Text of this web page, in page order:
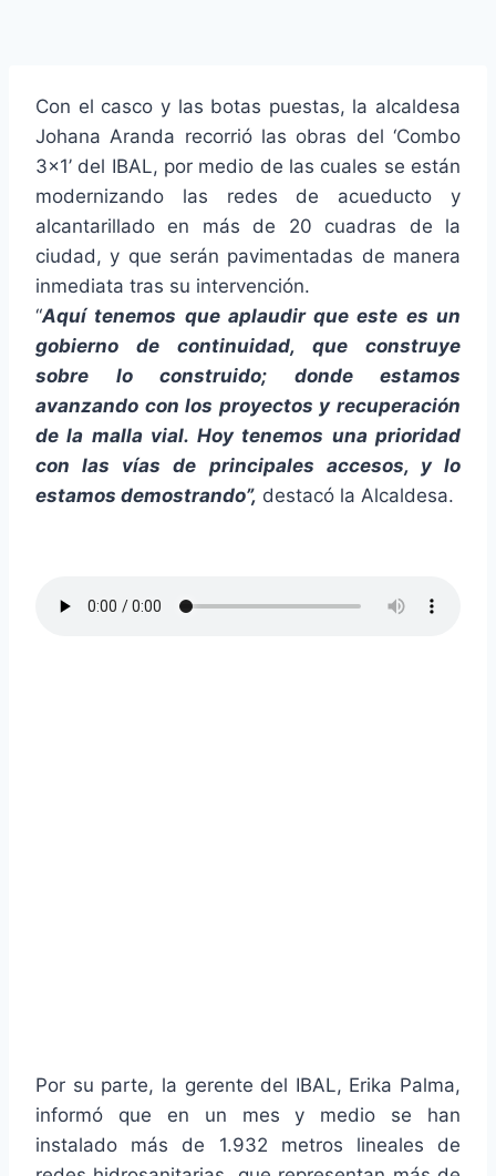
Con el casco y las botas puestas, la alcaldesa
Johana Aranda recorrió las obras del ‘Combo
3×1’ del IBAL, por medio de las cuales se están
modernizando las redes de acueducto y
alcantarillado en más de 20 cuadras de la
ciudad, y que serán pavimentadas de manera
inmediata tras su intervención.
“Aquí tenemos que aplaudir que este es un
gobierno de continuidad, que construye
sobre lo construido; donde estamos
avanzando con los proyectos y recuperación
de la malla vial. Hoy tenemos una prioridad
con las vías de principales accesos, y lo
estamos demostrando”, destacó la Alcaldesa.
Por su parte, la gerente del IBAL, Erika Palma,
informó que en un mes y medio se han
instalado más de 1.932 metros lineales de